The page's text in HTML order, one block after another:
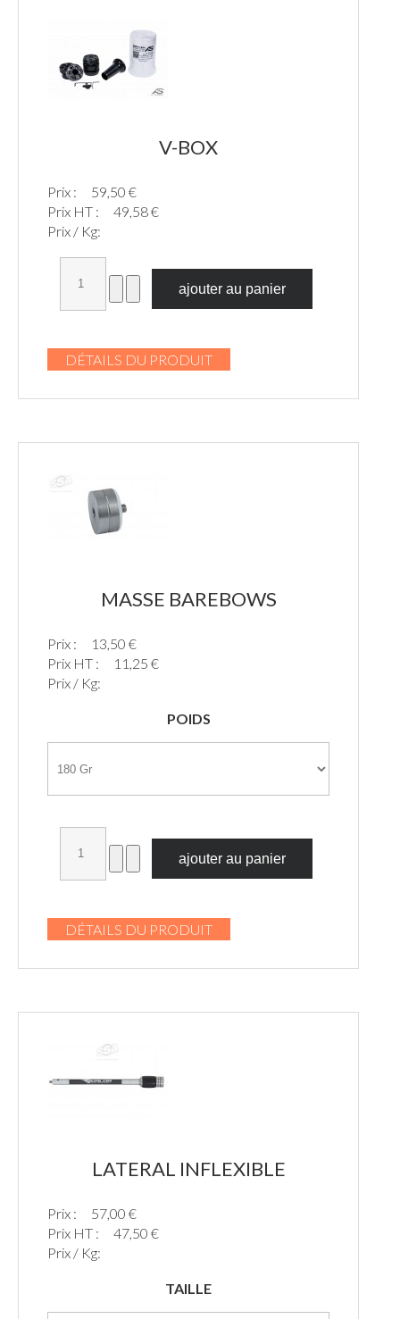
V-BOX
Prix :
59,50 €
Prix HT :
49,58 €
Prix / Kg:
DÉTAILS DU PRODUIT
MASSE BAREBOWS
Prix :
13,50 €
Prix HT :
11,25 €
Prix / Kg:
POIDS
DÉTAILS DU PRODUIT
LATERAL INFLEXIBLE
Prix :
57,00 €
Prix HT :
47,50 €
Prix / Kg:
TAILLE